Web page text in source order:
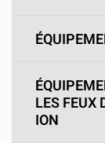
LES FEUX
ION